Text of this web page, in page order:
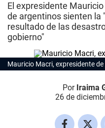
El expresidente
de argentinos sienten la
resultado de las
gobierno"
Mauricio Macri, expresidente
Por Iraima
26 de